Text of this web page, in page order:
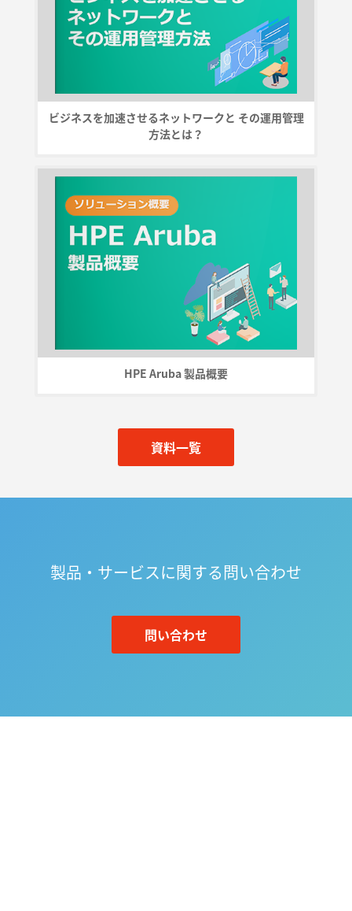
ビジネスを加速させるネットワークと その運用管理
方法とは？
HPE Aruba 製品概要
資料一覧
製品・サービスに関する問い合わせ
問い合わせ